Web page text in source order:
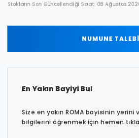
Stokların Son Güncellendiği Saat: 08 Ağustos
NUMUNE TALEBİ
En Yakın Bayiyi Bul
Size en yakın ROMA bayisinin yerini
bilgilerini öğrenmek için hemen